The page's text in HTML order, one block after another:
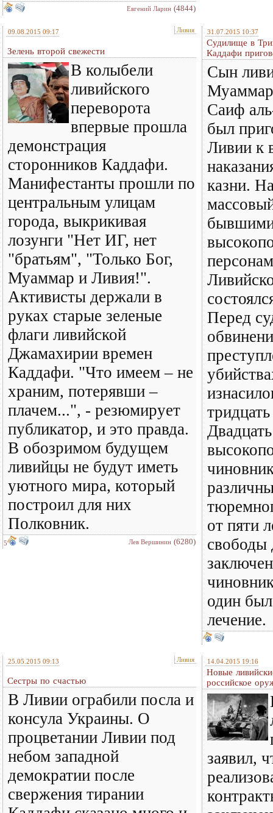
Евгений Ларин (4844)
09.08.2015 09:17 Ливия
Зелень второй свежести
В колыбели
ливийского
переворота
впервые прошла
демонстрация
сторонников Каддафи.
Манифестанты прошли по
центральным улицам
города, выкрикивая
лозунги "Нет ИГ, нет
"братьям", "Только Бог,
Муаммар и Ливия!".
Активисты держали в
руках старые зеленые
флаги ливийской
Джамахирии времен
Каддафи. "Что имеем – не
храним, потерявши –
плачем...", - резюмирует
публикатор, и это правда.
В обозримом будущем
ливийцы не будут иметь
уютного мира, который
построил для них
Полковник.
5 Лев Вершинин (6280)
31.07.2015 10:37
Судилище в
Каддафи
Сын
Саиф
был
Ливии к
казни.
Перед
от пяти
свободы
один
лечение.
25.05.2015 09:13 Ливия
Сестры по счастью
В Ливии ограбили посла и
консула Украины. О
процветании Ливии под
небом западной
демократии после
свержения тирании
14.04.2015 19:16
Новые
российское
заявил,